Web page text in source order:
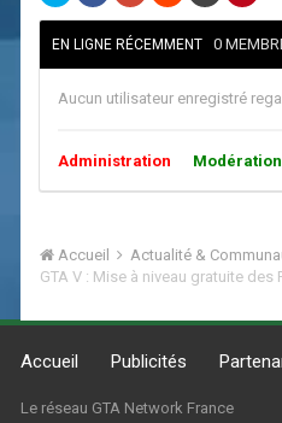
EN LIGNE RÉCEMMENT 0
Aucun utilisateur enregistré
Administration Modération
Accueil Actualité &
GTA V : Mise à niveau gratuite des
Accueil Publicités
Le réseau GTA Network France